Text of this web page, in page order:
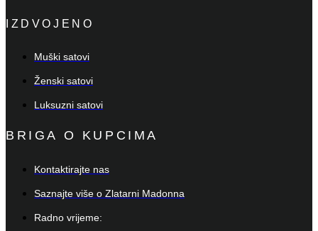
IZDVOJENO
Muški satovi
Ženski satovi
Luksuzni satovi
BRIGA O KUPCIMA
Kontaktirajte nas
Saznajte više o Zlatarni Madonna
Radno vrijeme: